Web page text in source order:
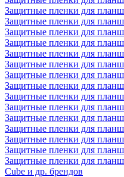
Защитные пленки для
Защитные пленки для
Защитные пленки для
Защитные пленки для
Защитные пленки для
Защитные пленки для
Защитные пленки для
Защитные пленки для
Защитные пленки для
Защитные пленки для
Защитные пленки для
Защитные пленки для
Защитные пленки для
Защитные пленки для
Защитные пленки для
Cube и др. брендов